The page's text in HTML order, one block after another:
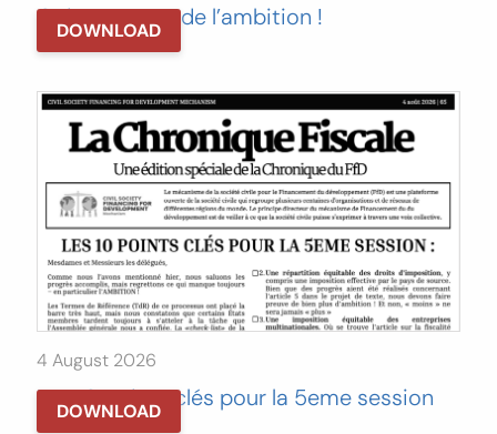
Oui – ça c’est de l’ambition !
DOWNLOAD
4 August 2026
Les 10 points clés pour la 5eme session
DOWNLOAD